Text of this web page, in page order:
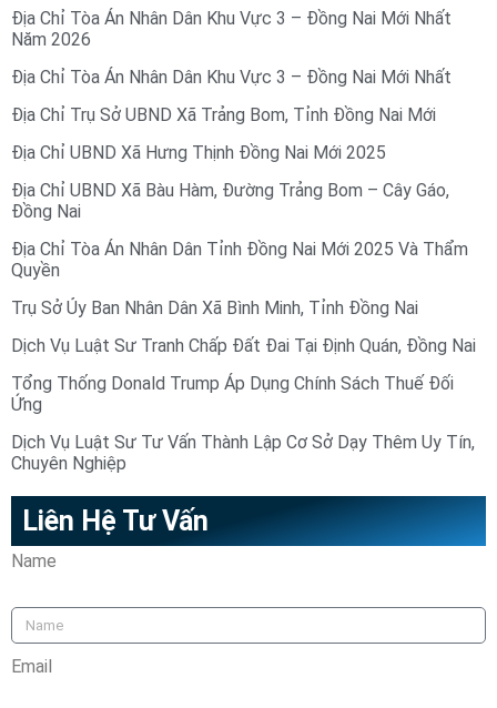
Địa Chỉ Tòa Án Nhân Dân Khu Vực 3 – Đồng Nai Mới Nhất
Năm 2026
Địa Chỉ Tòa Án Nhân Dân Khu Vực 3 – Đồng Nai Mới Nhất
Địa Chỉ Trụ Sở UBND Xã Trảng Bom, Tỉnh Đồng Nai Mới
Địa Chỉ UBND Xã Hưng Thịnh Đồng Nai Mới 2025
Địa Chỉ UBND Xã Bàu Hàm, Đường Trảng Bom – Cây Gáo,
Đồng Nai
Địa Chỉ Tòa Án Nhân Dân Tỉnh Đồng Nai Mới 2025 Và Thẩm
Quyền
Trụ Sở Ủy Ban Nhân Dân Xã Bình Minh, Tỉnh Đồng Nai
Dịch Vụ Luật Sư Tranh Chấp Đất Đai Tại Định Quán, Đồng Nai
Tổng Thống Donald Trump Áp Dụng Chính Sách Thuế Đối
Ứng
Dịch Vụ Luật Sư Tư Vấn Thành Lập Cơ Sở Dạy Thêm Uy Tín,
Chuyên Nghiệp
Liên Hệ Tư Vấn
Name
Email